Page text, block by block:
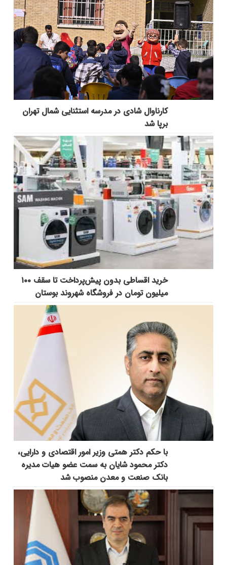
کارناوال شادی در مدرسه استثنایی شمال تهران
برپا شد
خرید اقساطی بدون پیش‌پرداخت تا سقف ۱۰۰
میلیون تومان در فروشگاه شهروند بوستان
با حکم دکتر همتی وزیر امور اقتصادی و دارایی،
دکتر محمود شایان به سمت عضو هیات مدیره
بانک صنعت و معدن منصوب شد